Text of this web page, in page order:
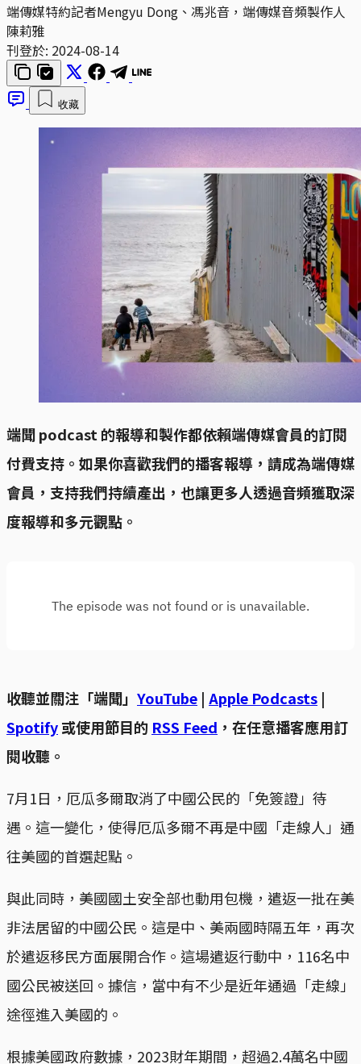
端傳媒特約記者Mengyu Dong、馮兆音，端傳媒音頻製作人
陳莉雅
刊登於: 2024-08-14
收藏
端聞 podcast 的報導和製作都依賴端傳媒會員的訂閱
付費支持。如果你喜歡我們的播客報導，請成為端傳媒
會員，支持我們持續產出，也讓更多人透過音頻獲取深
度報導和多元觀點。
收聽並關注「端聞」 YouTube | Apple Podcasts |
Spotify或使用節目的 RSS Feed ，在任意播客應用訂
閱收聽。
7月1日，厄瓜多爾取消了中國公民的「免簽證」待
遇。這一變化，使得厄瓜多爾不再是中國「走線人」通
往美國的首選起點。
與此同時，美國國土安全部也動用包機，遣返一批在美
非法居留的中國公民。這是中、美兩國時隔五年，再次
於遣返移民方面展開合作。這場遣返行動中，116名中
國公民被送回。據信，當中有不少是近年通過「走線」
途徑進入美國的。
根據美國政府數據，2023財年期間，超過2.4萬名中國